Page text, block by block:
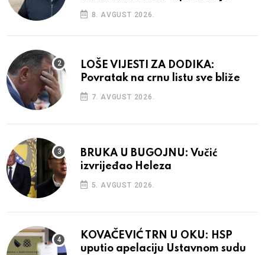
8. AVGUST 2026.
LOŠE VIJESTI ZA DODIKA:
Povratak na crnu listu sve bliže
7. AVGUST 2026.
BRUKA U BUGOJNU: Vučić
izvrijeđao Heleza
5. AVGUST 2026.
KOVAČEVIĆ TRN U OKU: HSP
uputio apelaciju Ustavnom sudu